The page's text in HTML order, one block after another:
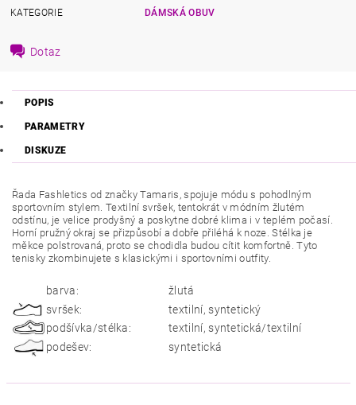
KATEGORIE
DÁMSKÁ OBUV
Dotaz
POPIS
PARAMETRY
DISKUZE
Řada Fashletics od značky Tamaris, spojuje módu s pohodlným
sportovním stylem. Textilní svršek, tentokrát v módním žlutém
odstínu, je velice prodyšný a poskytne dobré klima i v teplém počasí.
Horní pružný okraj se přizpůsobí a dobře přiléhá k noze. Stélka je
měkce polstrovaná, proto se chodidla budou cítit komfortně. Tyto
tenisky zkombinujete s klasickými i sportovními outfity.
barva:
žlutá
svršek:
textilní, syntetický
podšívka/stélka:
textilní, syntetická/textilní
podešev:
syntetická